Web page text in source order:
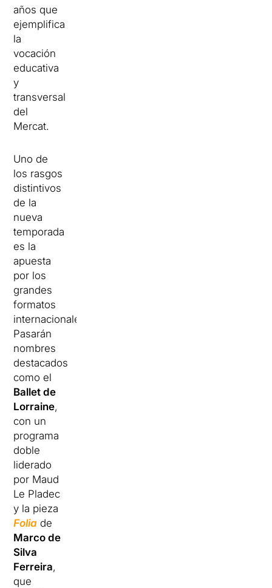
años que
ejemplifica
la
vocación
educativa
y
transversal
del
Mercat.
Uno de
los rasgos
distintivos
de la
nueva
temporada
es la
apuesta
por los
grandes
formatos
internacionales.
Pasarán
nombres
destacados
como el
Ballet de
Lorraine,
con un
programa
doble
liderado
por Maud
Le Pladec
y la pieza
Folia de
Marco de
Silva
Ferreira,
que